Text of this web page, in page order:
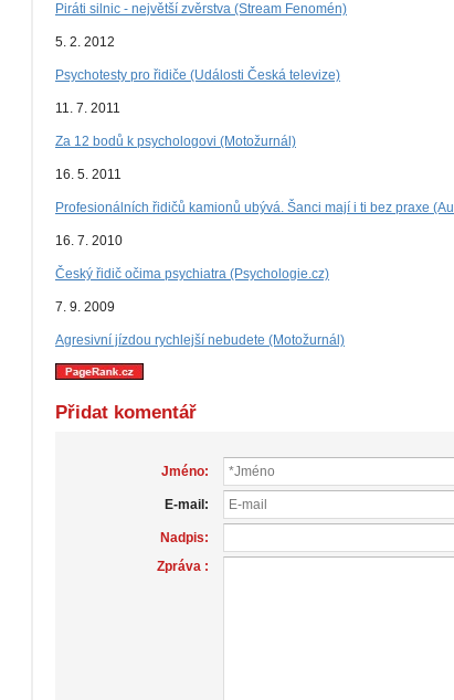
Piráti silnic - největší zvěrstva (Stream Fenomén)
5. 2. 2012
Psychotesty pro řidiče (Události Česká televize)
11. 7. 2011
Za 12 bodů k psychologovi (Motožurnál)
16. 5. 2011
Profesionálních řidičů kamionů ubývá. Šanci mají i ti bez praxe
16. 7. 2010
Český řidič očima psychiatra (Psychologie.cz)
7. 9. 2009
Agresivní jízdou rychlejší nebudete (Motožurnál)
Přidat komentář
Jméno:
E-mail:
Nadpis:
Zpráva :